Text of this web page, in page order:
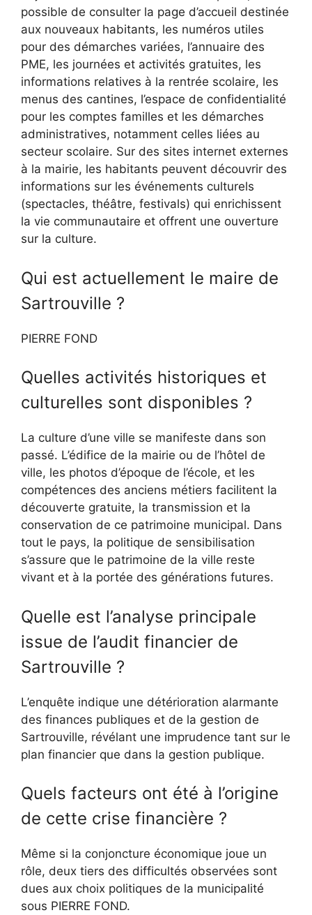
possible de consulter la page d’accueil destinée
aux nouveaux habitants, les numéros utiles
pour des démarches variées, l’annuaire des
PME, les journées et activités gratuites, les
informations relatives à la rentrée scolaire, les
menus des cantines, l’espace de confidentialité
pour les comptes familles et les démarches
administratives, notamment celles liées au
secteur scolaire. Sur des sites internet externes
à la mairie, les habitants peuvent découvrir des
informations sur les événements culturels
(spectacles, théâtre, festivals) qui enrichissent
la vie communautaire et offrent une ouverture
sur la culture.
Qui est actuellement le maire de
Sartrouville ?
PIERRE FOND
Quelles activités historiques et
culturelles sont disponibles ?
La culture d’une ville se manifeste dans son
passé. L’édifice de la mairie ou de l’hôtel de
ville, les photos d’époque de l’école, et les
compétences des anciens métiers facilitent la
découverte gratuite, la transmission et la
conservation de ce patrimoine municipal. Dans
tout le pays, la politique de sensibilisation
s’assure que le patrimoine de la ville reste
vivant et à la portée des générations futures.
Quelle est l’analyse principale
issue de l’audit financier de
Sartrouville ?
L’enquête indique une détérioration alarmante
des finances publiques et de la gestion de
Sartrouville, révélant une imprudence tant sur le
plan financier que dans la gestion publique.
Quels facteurs ont été à l’origine
de cette crise financière ?
Même si la conjoncture économique joue un
rôle, deux tiers des difficultés observées sont
dues aux choix politiques de la municipalité
sous PIERRE FOND.